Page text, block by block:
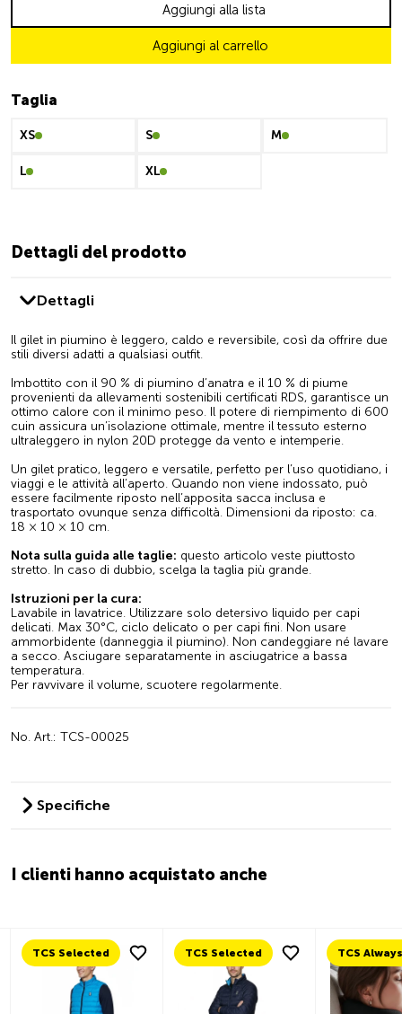
Aggiungi al carrello
Aggiungi alla lista
Taglia
XS S M
L XL
Dettagli del prodotto
Dettagli
Il gilet in piumino è leggero, caldo e reversibile, così da offrire due
stili diversi adatti a qualsiasi outfit.
Imbottito con il 90 % di piumino d’anatra e il 10 % di piume
provenienti da allevamenti sostenibili certificati RDS, garantisce un
ottimo calore con il minimo peso. Il potere di riempimento di 600
cuin assicura un’isolazione ottimale, mentre il tessuto esterno
ultraleggero in nylon 20D protegge da vento e intemperie.
Un gilet pratico, leggero e versatile, perfetto per l’uso quotidiano, i
viaggi e le attività all’aperto. Quando non viene indossato, può
essere facilmente riposto nell’apposita sacca inclusa e
trasportato ovunque senza difficoltà. Dimensioni da riposto: ca.
18 × 10 × 10 cm.
Nota sulla guida alle taglie: questo articolo veste piuttosto
stretto. In caso di dubbio, scelga la taglia più grande.
Istruzioni per la cura:
Lavabile in lavatrice. Utilizzare solo detersivo liquido per capi
delicati. Max 30°C, ciclo delicato o per capi fini. Non usare
ammorbidente (danneggia il piumino). Non candeggiare né lavare
a secco. Asciugare separatamente in asciugatrice a bassa
temperatura.
Per ravvivare il volume, scuotere regolarmente.
No. Art.: TCS-00025
Specifiche
I clienti hanno acquistato anche
TCS Selected TCS Selected